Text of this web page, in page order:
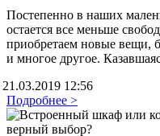
Постепенно в наших
остается все меньше
приобретаем новые вещи,
и многое другое.
21.03.2019 12:56
Подробнее >